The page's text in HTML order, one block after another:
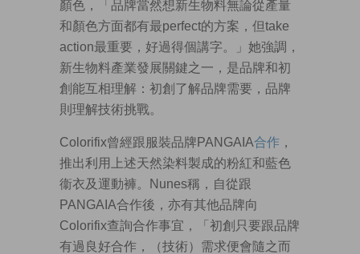
顏色，「品牌當然想新生物料無論從產量
和顏色方面都有最perfect的方案，但take
action最重要，好過得個講字。」她強調，
新生物料產業發展關鍵之一，是品牌和初
創能互相理解：初創了解品牌需要，品牌
則理解技術挑戰。
Colorifix曾經跟服裝品牌PANGAIA合作 ，
推出利用上述天然染料製成的粉紅和藍色
衞衣及運動褲。Nunes稱，自從跟
PANGAIA合作後，亦有其他品牌向
Colorifix查詢合作事宜，「初創只要跟品牌
有過良好合作，（技術）需求便會隨之而